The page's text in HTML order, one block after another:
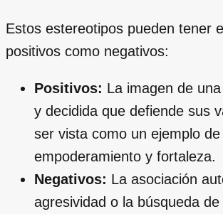
Estos estereotipos pueden tener
positivos como negativos:
Positivos: La imagen de
y decidida que defiende sus
ser vista como un ejemplo de
empoderamiento y fortaleza.
Negativos: La asociación
agresividad o la búsqueda